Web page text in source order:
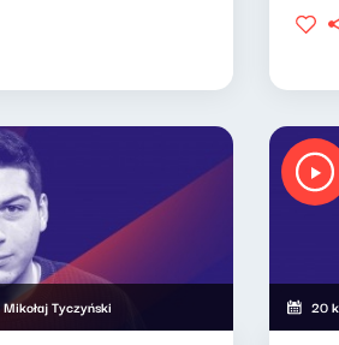
Mikołaj Tyczyński 20